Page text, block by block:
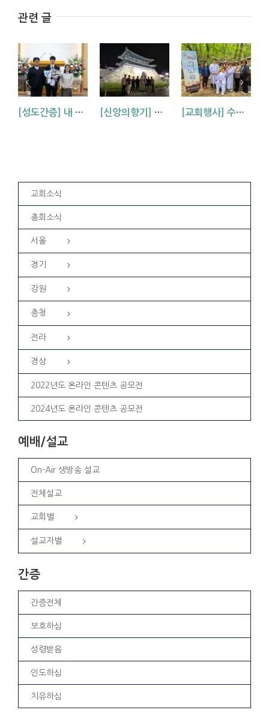
관련 글
[성도간증] 내 삶에 역사하시는 하나님 (김기석 신학생 간증) [신앙의향기] 강남&수원 3040형제 교류회 [교회행사] 수원교회 2026년 봄 세례식
교회소식
총회소식
서울
경기
강원
충청
전라
경상
2022년도 온라인 콘텐츠 공모전
2024년도 온라인 콘텐츠 공모전
예배/설교
On-Air 생방송 설교
전체설교
교회별
설교자별
간증
간증전체
보호하심
성령받음
인도하심
치유하심